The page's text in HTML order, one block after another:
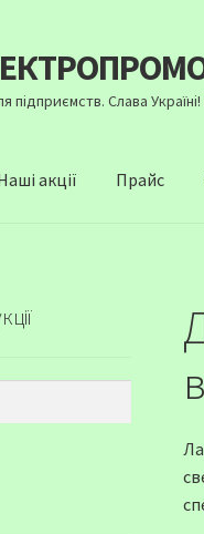
підприємств. Слава
акції Прайс